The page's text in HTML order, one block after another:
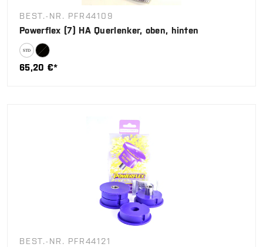
BEST.-NR. PFR44109
Powerflex (7) HA Querlenker, oben, hinten
65,20 €*
BEST.-NR. PFR44121